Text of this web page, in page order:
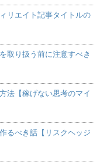
リエイト記事タイトルの
取り扱う前に注意すべき
法【稼げない思考のマイ
るべき話【リスクヘッジ